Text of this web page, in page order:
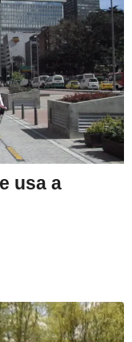
usa a